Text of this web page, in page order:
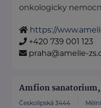
onkologicky
https://
+420 739 001 123
praha@amelie-
Amfion
Českolipská 3444